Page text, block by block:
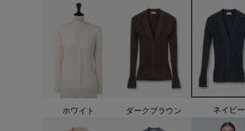
ホワイト ダークブラウン ネイビー